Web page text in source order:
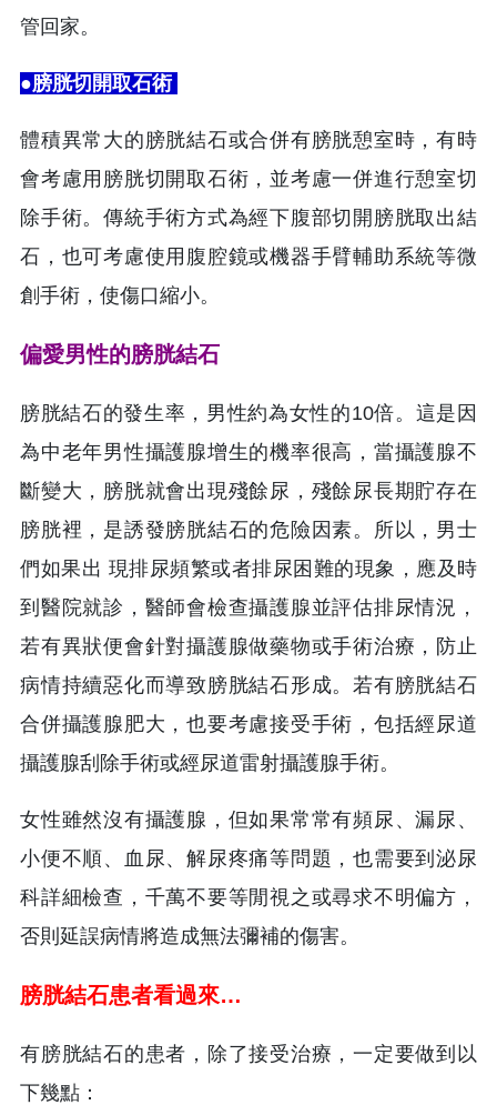
管回家。
●膀胱切開取石術
體積異常大的膀胱結石或合併有膀胱憩室時，有時
會考慮用膀胱切開取石術，並考慮一併進行憩室切
除手術。傳統手術方式為經下腹部切開膀胱取出結
石，也可考慮使用腹腔鏡或機器手臂輔助系統等微
創手術，使傷口縮小。
偏愛男性的膀胱結石
膀胱結石的發生率，男性約為女性的10倍。這是因
為中老年男性攝護腺增生的機率很高，當攝護腺不
斷變大，膀胱就會出現殘餘尿，殘餘尿長期貯存在
膀胱裡，是誘發膀胱結石的危險因素。所以，男士
們如果出 現排尿頻繁或者排尿困難的現象，應及時
到醫院就診，醫師會檢查攝護腺並評估排尿情況，
若有異狀便會針對攝護腺做藥物或手術治療，防止
病情持續惡化而導致膀胱結石形成。若有膀胱結石
合併攝護腺肥大，也要考慮接受手術，包括經尿道
攝護腺刮除手術或經尿道雷射攝護腺手術。
女性雖然沒有攝護腺，但如果常常有頻尿、漏尿、
小便不順、血尿、解尿疼痛等問題，也需要到泌尿
科詳細檢查，千萬不要等閒視之或尋求不明偏方，
否則延誤病情將造成無法彌補的傷害。
膀胱結石患者看過來…
有膀胱結石的患者，除了接受治療，一定要做到以
下幾點：